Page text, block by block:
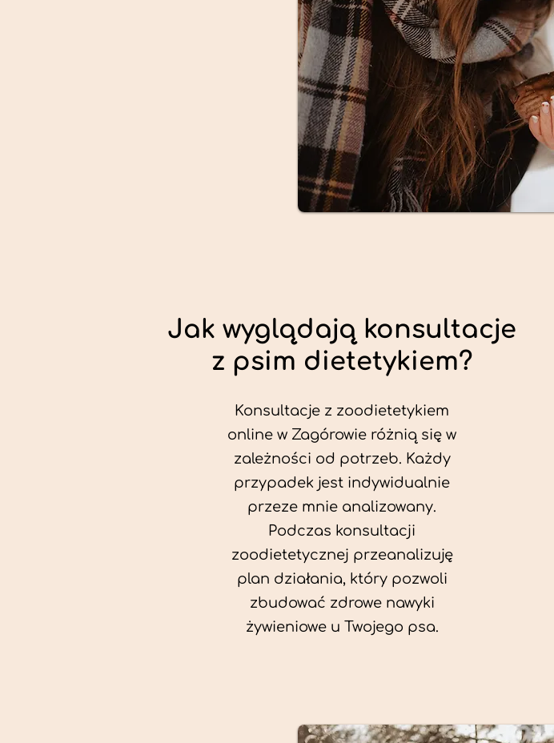
Jak wyglądają konsultacje
z psim dietetykiem?
Konsultacje z zoodietetykiem
online w Zagórowie różnią się w
zależności od potrzeb. Każdy
przypadek jest indywidualnie
przeze mnie analizowany.
Podczas konsultacji
zoodietetycznej przeanalizuję
plan działania, który pozwoli
zbudować zdrowe nawyki
żywieniowe u Twojego psa.